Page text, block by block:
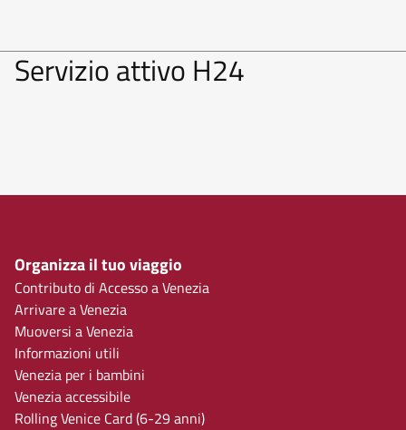
Servizio attivo H24
Organizza il tuo viaggio
Contributo di Accesso a Venezia
Arrivare a Venezia
Muoversi a Venezia
Informazioni utili
Venezia per i bambini
Venezia accessibile
Rolling Venice Card (6-29 anni)